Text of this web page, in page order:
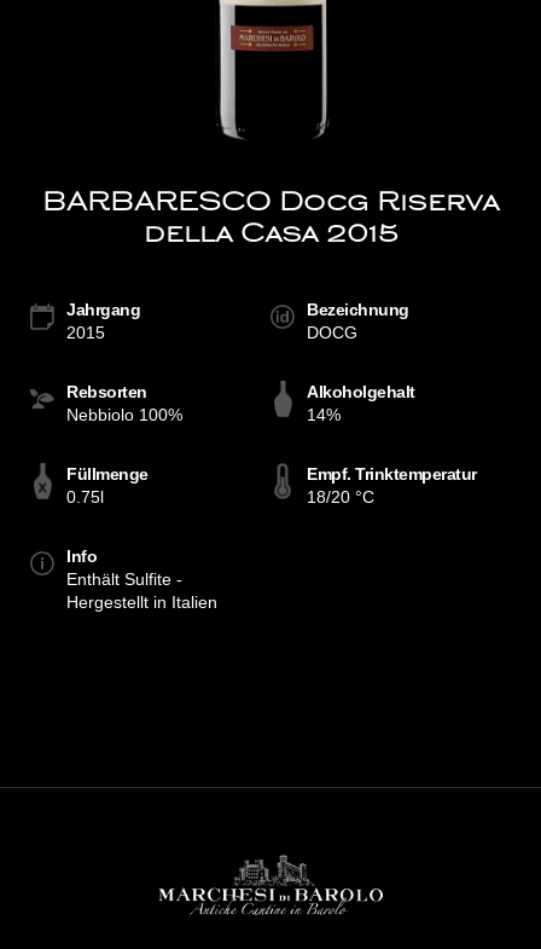
BARBARESCO Docg Riserva
della Casa 2015
Jahrgang
2015
Bezeichnung
DOCG
Rebsorten
Nebbiolo 100%
Alkoholgehalt
14%
Füllmenge
0.75l
Empf. Trinktemperatur
18/20 °C
Info
Enthält Sulfite -
Hergestellt in Italien